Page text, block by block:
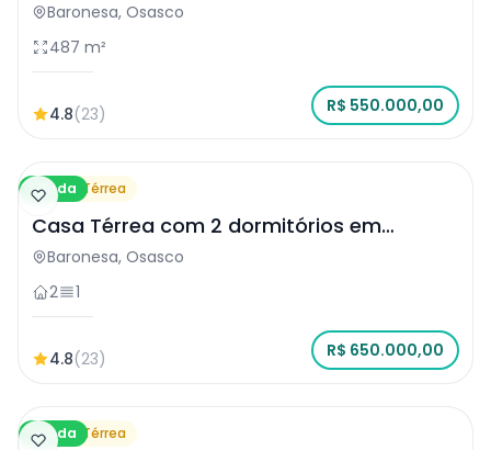
Baronesa, Osasco
487 m²
4.8(23) R$ 550.000,00
Venda
Casa Térrea
Casa Térrea com 2 dormitórios em
Osasco
Baronesa, Osasco
2
1
4.8(23) R$ 650.000,00
Venda
Casa Térrea